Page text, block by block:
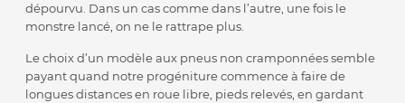
dépourvu. Dans un cas comme dans l’autre, une fois le
monstre lancé, on ne le rattrape plus.
Le choix d’un modèle aux pneus non cramponnées semble
payant quand notre progéniture commence à faire de
longues distances en roue libre, pieds relevés, en gardant